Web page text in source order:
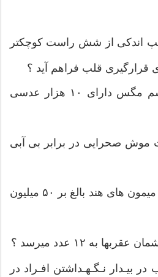
از شش راست کوچکتر
قرارگیری قلب فراهم آید ؟
هر چشم مگس دارای ۱۰ هزار عدسی
موش صحرایی در برابر بی آبی
جمعیت میمون های هند بالغ بر ۵۰ میلیون
به ۱۲ عدد میرسد ؟
در بیـدار نـگـهـداشتن افـراد در